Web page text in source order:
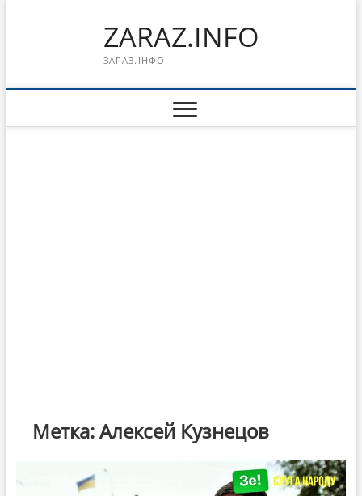
ZARAZ.INFO
ЗАРАЗ.ІНФО
Метка:Алексей Кузнецов